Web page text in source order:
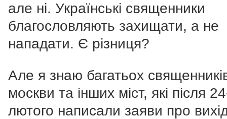
але ні. Українські священники
благословляють захищати, а не
нападати. Є різниця?
Але я знаю багатьох
москви та інших міст, які після
лютого написали заяви про вихід